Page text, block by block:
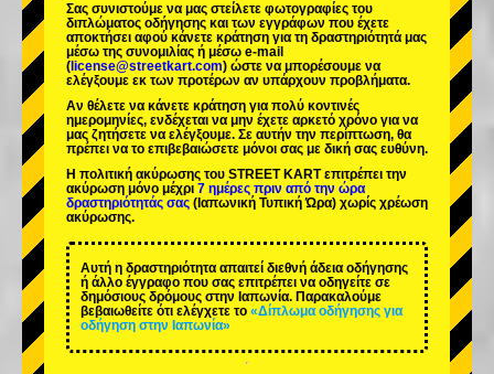
Σας συνιστούμε να μας στείλετε φωτογραφίες του
διπλώματος οδήγησης και των εγγράφων που έχετε
αποκτήσει αφού κάνετε κράτηση για τη δραστηριότητά μας
μέσω της συνομιλίας ή μέσω e-mail
( license@streetkart.com) ώστε να μπορέσουμε να
ελέγξουμε εκ των προτέρων αν υπάρχουν προβλήματα.
Αν θέλετε να κάνετε κράτηση για πολύ κοντινές
ημερομηνίες, ενδέχεται να μην έχετε αρκετό χρόνο για να
μας ζητήσετε να ελέγξουμε. Σε αυτήν την περίπτωση, θα
πρέπει να το επιβεβαιώσετε μόνοι σας με δική σας ευθύνη.
Η πολιτική ακύρωσης του STREET KART επιτρέπει την
ακύρωση μόνο μέχρι 7 ημέρες πριν από την ώρα
δραστηριότητάς σας (Ιαπωνική Τυπική Ώρα) χωρίς χρέωση
ακύρωσης.
Αυτή η δραστηριότητα απαιτεί διεθνή άδεια οδήγησης
ή άλλο έγγραφο που σας επιτρέπει να οδηγείτε σε
δημόσιους δρόμους στην Ιαπωνία. Παρακαλούμε
βεβαιωθείτε ότι ελέγχετε το «Δίπλωμα οδήγησης για
οδήγηση στην Ιαπωνία»